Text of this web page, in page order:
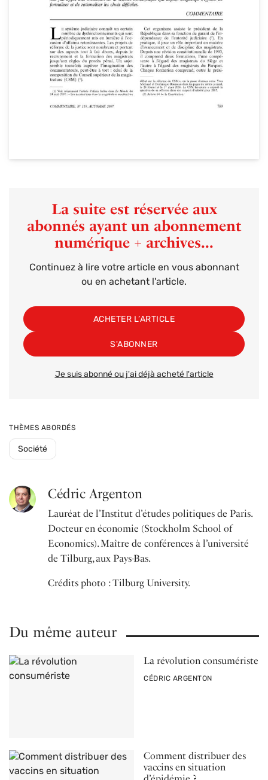
La suite est réservée aux
abonnés ayant un abonnement
numérique + archives...
Continuez à lire votre article en vous abonnant
ou en achetant l'article.
ACHETER L’ARTICLE
S'ABONNER
Je suis abonné ou j'ai déjà acheté l'article
THÈMES ABORDÉS
Société
Cédric Argenton
Lauréat de l’Institut d’études politiques de Paris.
Docteur en économie (Stockholm School of
Economics). Maître de conférences à l’université
de Tilburg, aux Pays-Bas.
Crédits photo : Tilburg University.
Du même auteur
La révolution consumériste
PAR
CÉDRIC ARGENTON
Comment distribuer des
vaccins en situation